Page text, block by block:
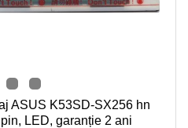
ASUS K53SD-SX256 hn
LED, garanție 2 ani